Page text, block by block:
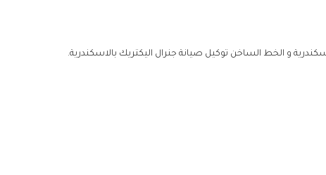
و الخط الساخن توكيل صيانة جنرال اليكتريك بالاسكندرية.